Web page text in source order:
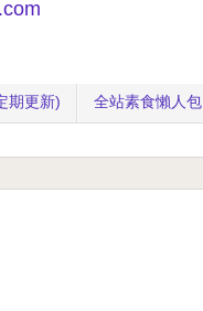
期更新) 全站素食懶人包